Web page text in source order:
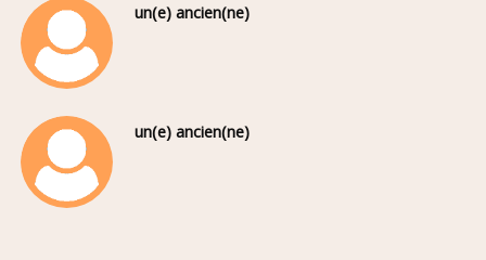
un(e) ancien(ne)
un(e) ancien(ne)